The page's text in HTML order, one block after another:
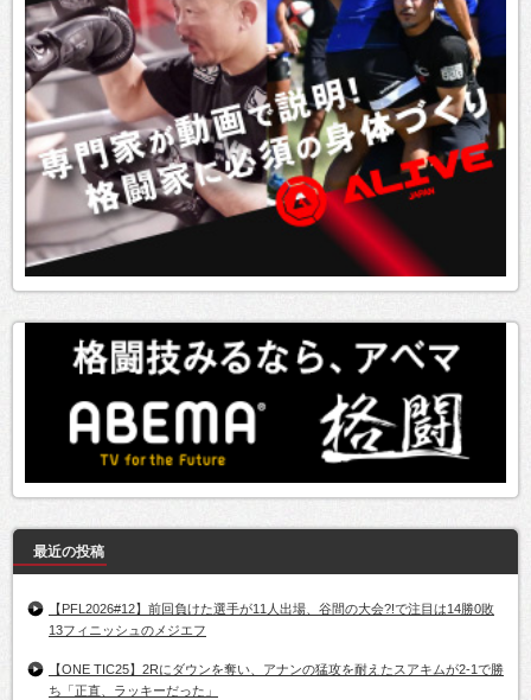
最近の投稿
【PFL2026#12】前回負けた選手が11人出場、谷間の大会?!で注目は14勝0敗
13フィニッシュのメジエフ
【ONE TIC25】2Rにダウンを奪い、アナンの猛攻を耐えたスアキムが2-1で勝
ち「正直、ラッキーだった」